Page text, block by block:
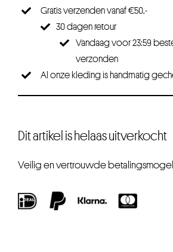
Gratis verzenden vanaf €50,-
30 dagen retour
Vandaag voor 23:59
verzonden
Al onze kleding is handmatig
Dit artikel is helaas uitverkocht
Veilig en vertrouwde